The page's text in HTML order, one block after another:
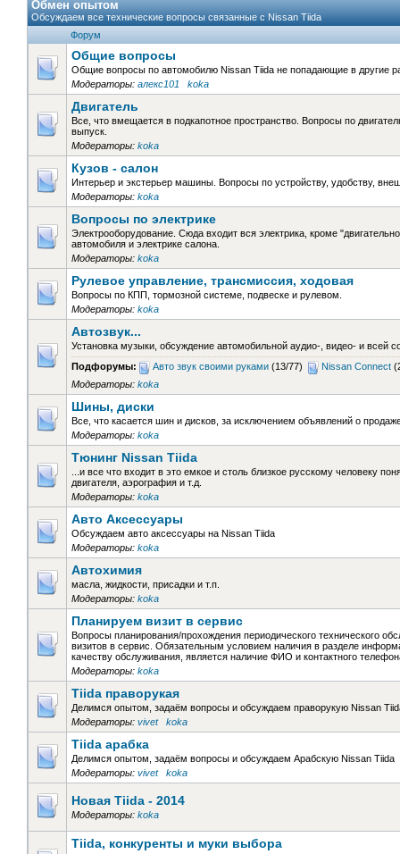
Обмен опытом
Обсуждаем все технические вопросы связанные с Nissan Tiida
Форум
Общие вопросы
Общие вопросы по автомобилю Nissan Tiida не попадающие в другие
Модераторы: алекс101 koka
Двигатель
Все, что вмещается в подкапотное пространство. Вопросы по
выпуск.
Модераторы: koka
Кузов - салон
Интерьер и экстерьер машины. Вопросы по устройству, удобству,
Модераторы: koka
Вопросы по электрике
Электрооборудование. Сюда входит вся электрика, кроме
автомобиля и электрике салона.
Модераторы: koka
Рулевое управление, трансмиссия, ходовая
Вопросы по КПП, тормозной системе, подвеске и рулевом.
Модераторы: koka
Автозвук...
Установка музыки, обсуждение автомобильной аудио-, видео- и всей
Подфорумы:
Авто звук своими руками (13/77) Nissan Connect
Модераторы: koka
Шины, диски
Все, что касается шин и дисков, за исключением объявлений о
Модераторы: koka
Тюнинг Nissan Tiida
...и все что входит в это емкое и столь близкое русскому человеку
двигателя, аэрография и т.д.
Модераторы: koka
Авто Аксессуары
Обсуждаем авто аксессуары на Nissan Tiida
Модераторы: koka
Автохимия
масла, жидкости, присадки и т.п.
Модераторы: koka
Планируем визит в сервис
Вопросы планирования/прохождения периодического технического
визитов в сервис. Обязательным условием наличия в разделе
качеству обслуживания, является наличие ФИО и контактного
Модераторы: koka
Tiida праворукая
Делимся опытом, задаём вопросы и обсуждаем праворукую Nissan
Модераторы: vivet koka
Tiida арабка
Делимся опытом, задаём вопросы и обсуждаем Арабскую Nissan Tiida
Модераторы: vivet koka
Новая Tiida - 2014
Модераторы: koka
Tiida, конкуренты и муки выбора